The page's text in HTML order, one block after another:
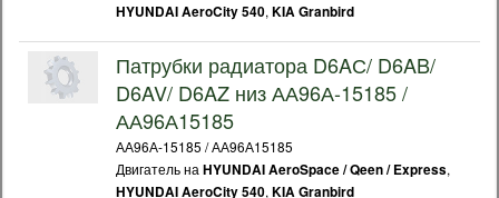
HYUNDAI AeroCity 540, KIA Granbird
Патрубки радиатора D6AС/ D6AB/
D6AV/ D6AZ низ АА96А-15185 /
АА96А15185
АА96А-15185 / АА96А15185
Двигатель на HYUNDAI AeroSpace / Qeen / Express,
HYUNDAI AeroCity 540, KIA Granbird